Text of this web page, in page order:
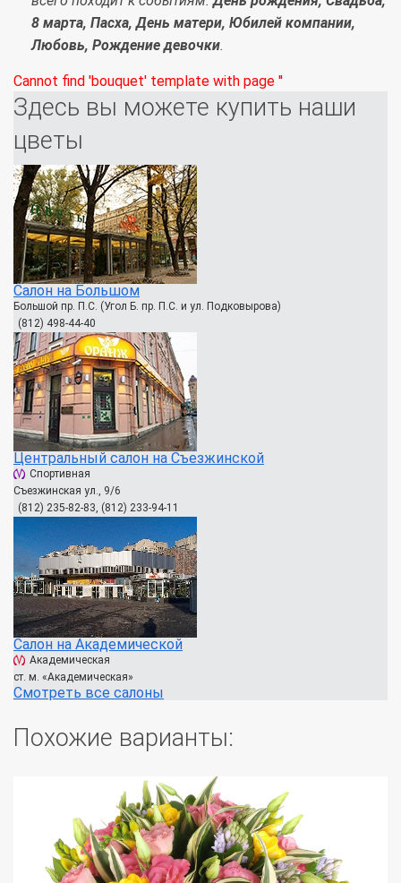
8 марта, Пасха, День матери, Юбилей компании,
Любовь, Рождение девочки.
Cannot find 'bouquet' template with page ''
Здесь вы можете купить наши
цветы
Салон на Большом
Большой пр. П.С. (Угол Б. пр. П.С. и ул. Подковырова)
(812) 498-44-40
Центральный салон на Съезжинской
Спортивная
Съезжинская ул., 9/6
(812) 235-82-83, (812) 233-94-11
Салон на Академической
Академическая
ст. м. «Академическая»
Смотреть все салоны
Похожие варианты: